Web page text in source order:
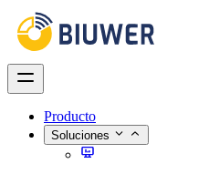
Producto
Soluciones